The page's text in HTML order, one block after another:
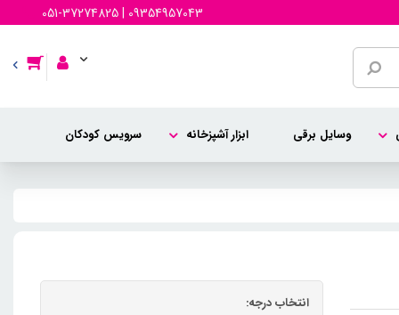
051-37274825 | 09354957043
وسایل برقی ابزار آشپزخانه سرویس کودکان
انتخاب درجه: